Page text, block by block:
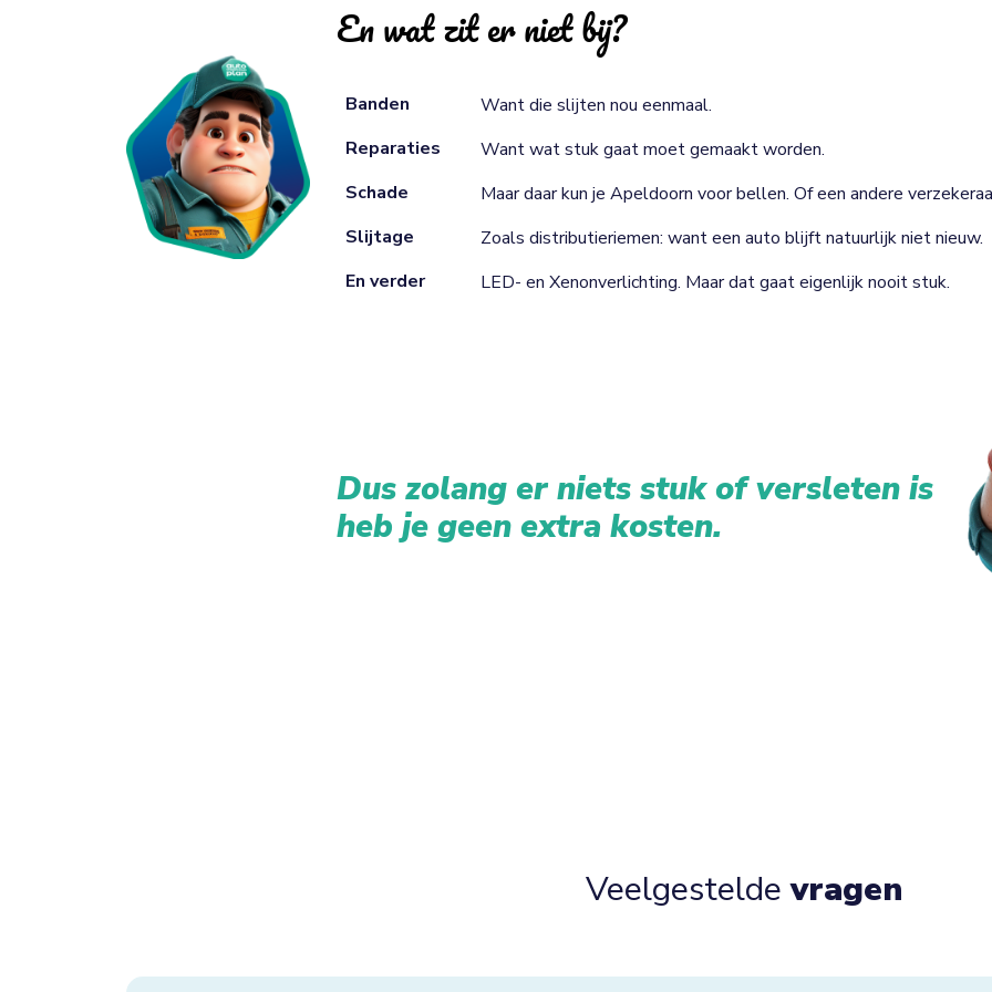
En wat zit er niet bij?
Banden
Want die slijten nou eenmaal.
Reparaties
Want wat stuk gaat moet gemaakt worden.
Schade
Maar daar kun je Apeldoorn voor bellen. Of een andere
Slijtage
Zoals distributieriemen: want een auto blijft natuurlijk niet nieuw.
En verder
LED- en Xenonverlichting. Maar dat gaat eigenlijk nooit stuk.
Dus zolang er niets stuk of versleten is
heb je geen extra kosten.
Veelgesteldevragen